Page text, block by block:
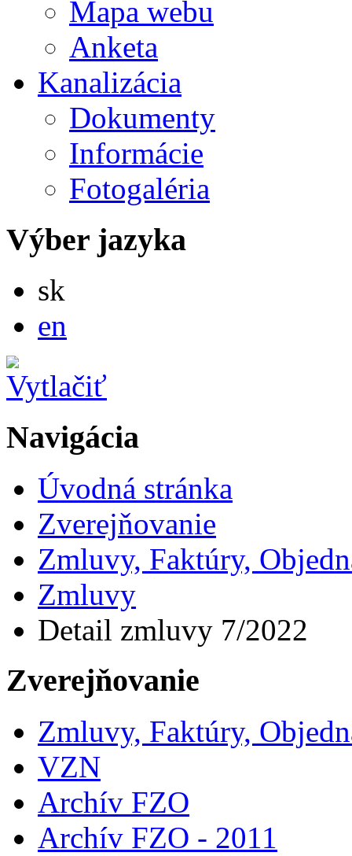
Mapa webu
Anketa
Kanalizácia
Dokumenty
Informácie
Fotogaléria
Výber jazyka
sk
en
Navigácia
Úvodná stránka
Zverejňovanie
Zmluvy, Faktúry,
Zmluvy
Detail zmluvy 7/2022
Zverejňovanie
Zmluvy, Faktúry,
VZN
Archív FZO
Archív FZO - 2011